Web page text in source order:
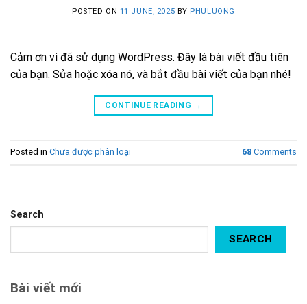
POSTED ON 11 JUNE, 2025 BY PHULUONG
Cảm ơn vì đã sử dụng WordPress. Đây là bài viết đầu tiên
của bạn. Sửa hoặc xóa nó, và bắt đầu bài viết của bạn nhé!
CONTINUE READING →
Posted in Chưa được phân loại 68 Comments
Search
SEARCH
Bài viết mới